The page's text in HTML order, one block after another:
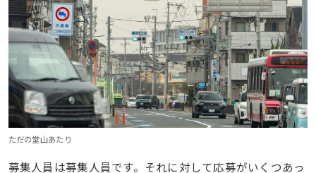
ただの堂山あたり
募集人員は募集人員です。それに対して応募がいくつあっ